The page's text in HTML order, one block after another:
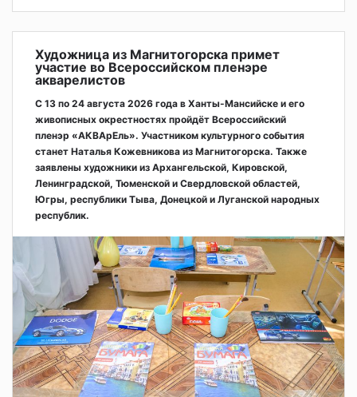
Художница из Магнитогорска примет
участие во Всероссийском пленэре
акварелистов
С 13 по 24 августа 2026 года в Ханты-Мансийске и его
живописных окрестностях пройдёт Всероссийский
пленэр «АКВАрЕль». Участником культурного события
станет Наталья Кожевникова из Магнитогорска. Также
заявлены художники из Архангельской, Кировской,
Ленинградской, Тюменской и Свердловской областей,
Югры, республики Тыва, Донецкой и Луганской народных
республик.